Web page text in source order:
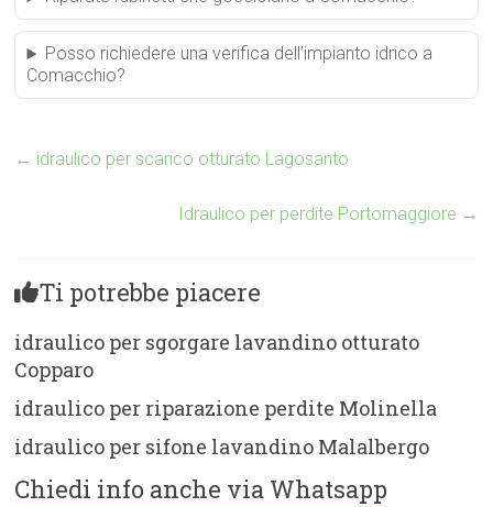
Posso richiedere una verifica dell’impianto idrico a
Comacchio?
← idraulico per scarico otturato Lagosanto
Idraulico per perdite Portomaggiore →
Ti potrebbe piacere
idraulico per sgorgare lavandino otturato
Copparo
idraulico per riparazione perdite Molinella
idraulico per sifone lavandino Malalbergo
Chiedi info anche via Whatsapp